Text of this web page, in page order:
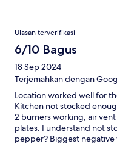
Ulasan terverifikasi
6/10 Bagus
18 Sep 2024
Terjemahkan dengan
Location worked well for
Kitchen not stocked
2 burners working, air
plates. I understand not
pepper? Biggest negative